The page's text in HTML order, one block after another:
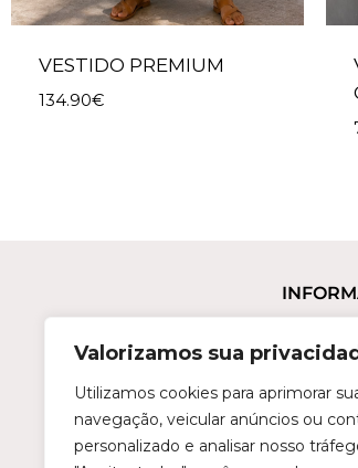
Valorizamos sua
Utilizamos cookies para aprimorar
navegação, veicular anúncios ou
personalizado e analisar nosso
VESTIDO PREMIUM
134.90€
Política
Trocas e